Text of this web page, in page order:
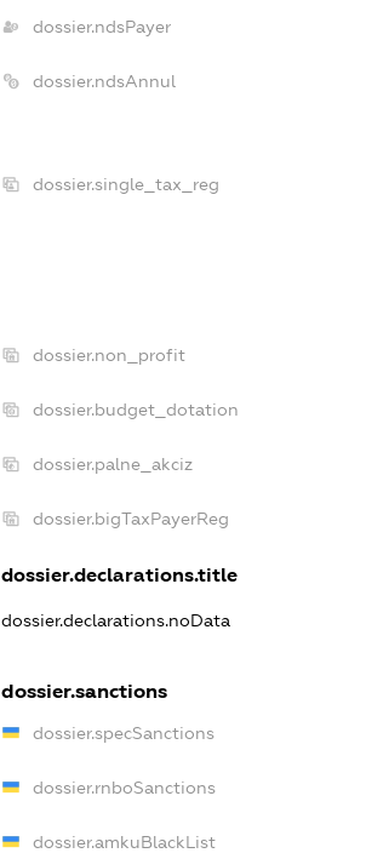
dossier.ndsPayer
dossier.ndsAnnul
dossier.single_tax_reg
dossier.non_profit
dossier.budget_dotation
dossier.palne_akciz
dossier.bigTaxPayerReg
dossier.declarations.title
dossier.declarations.noData
dossier.sanctions
dossier.specSanctions
dossier.rnboSanctions
dossier.amkuBlackList